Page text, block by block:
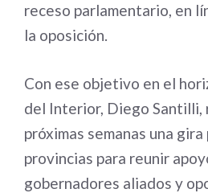
receso parlamentario, en
la oposición.
Con ese objetivo en el
del Interior, Diego Santilli,
próximas semanas una
provincias para reunir
gobernadores aliados y